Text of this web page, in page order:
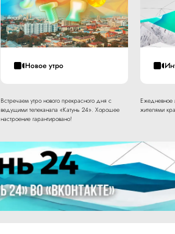
Новое утро
Встречаем утро нового прекрасного дня с
ведущими телеканала «Катунь 24». Хорошее
настроение гарантировано!
Ежедневное
жителями